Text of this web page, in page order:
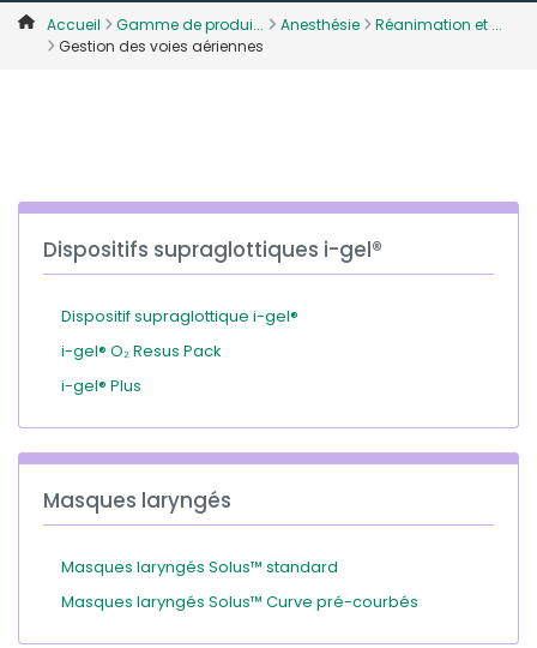
Denmark
Deutschland
Russia
Accueil Gamme de produi... Anesthésie
Réanimation et ...
Gestion des voies aériennes
Dispositifs supraglottiques i-gel®
Dispositif supraglottique i-gel®
i-gel® O₂ Resus Pack
i-gel® Plus
Masques laryngés
Masques laryngés Solus™ standard
Masques laryngés Solus™ Curve pré-courbés